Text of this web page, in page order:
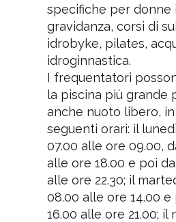
specifiche per donne
gravidanza, corsi di
idrobyke, pilates,
idroginnastica.
I frequentatori
la piscina più grande
anche nuoto libero,
seguenti orari: il
07.00 alle ore 09.00,
alle ore 18.00 e poi
alle ore 22.30; il
08.00 alle ore 14.00
16.00 alle ore 21.00; il